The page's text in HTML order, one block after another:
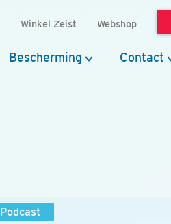
Winkel Zeist Webshop
Bescherming Contact
Podcast